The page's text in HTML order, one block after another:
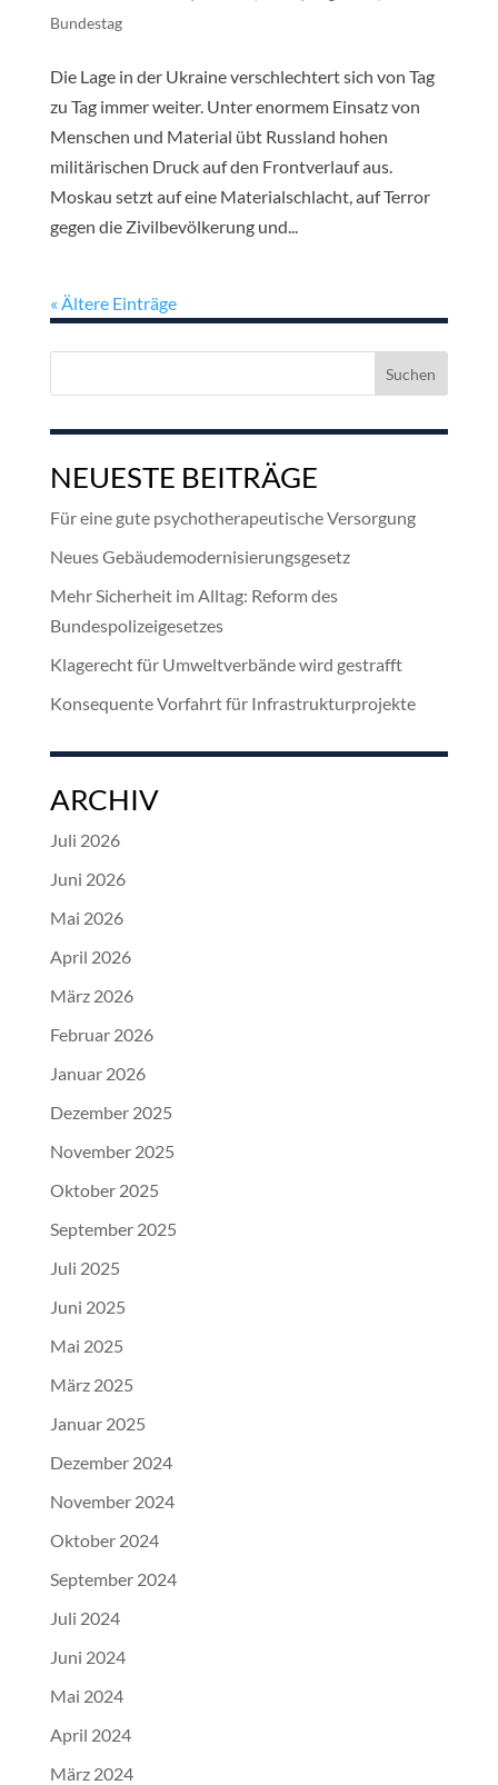
Bundestag
Die Lage in der Ukraine verschlechtert sich von Tag
zu Tag immer weiter. Unter enormem Einsatz von
Menschen und Material übt Russland hohen
militärischen Druck auf den Frontverlauf aus.
Moskau setzt auf eine Materialschlacht, auf Terror
gegen die Zivilbevölkerung und...
« Ältere Einträge
NEUESTE BEITRÄGE
Für eine gute psychotherapeutische Versorgung
Neues Gebäudemodernisierungsgesetz
Mehr Sicherheit im Alltag: Reform des
Bundespolizeigesetzes
Klagerecht für Umweltverbände wird gestrafft
Konsequente Vorfahrt für Infrastrukturprojekte
ARCHIV
Juli 2026
Juni 2026
Mai 2026
April 2026
März 2026
Februar 2026
Januar 2026
Dezember 2025
November 2025
Oktober 2025
September 2025
Juli 2025
Juni 2025
Mai 2025
März 2025
Januar 2025
Dezember 2024
November 2024
Oktober 2024
September 2024
Juli 2024
Juni 2024
Mai 2024
April 2024
März 2024